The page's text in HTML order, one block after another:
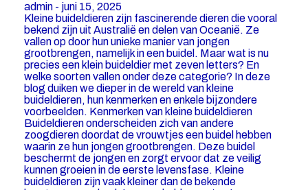
admin - juni 15, 2025
Kleine buideldieren zijn fascinerende dieren die vooral
bekend zijn uit Australië en delen van Oceanië. Ze
vallen op door hun unieke manier van jongen
grootbrengen, namelijk in een buidel. Maar wat is nu
precies een klein buideldier met zeven letters? En
welke soorten vallen onder deze categorie? In deze
blog duiken we dieper in de wereld van kleine
buideldieren, hun kenmerken en enkele bijzondere
voorbeelden. Kenmerken van kleine buideldieren
Buideldieren onderscheiden zich van andere
zoogdieren doordat de vrouwtjes een buidel hebben
waarin ze hun jongen grootbrengen. Deze buidel
beschermt de jongen en zorgt ervoor dat ze veilig
kunnen groeien in de eerste levensfase. Kleine
buideldieren zijn vaak kleiner dan de bekende